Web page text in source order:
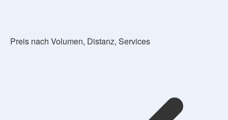
Preis nach Volumen, Distanz, Services